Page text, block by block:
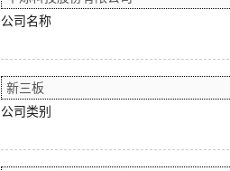
公司名称
公司类别